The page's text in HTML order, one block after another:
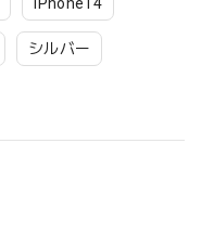
シルバー